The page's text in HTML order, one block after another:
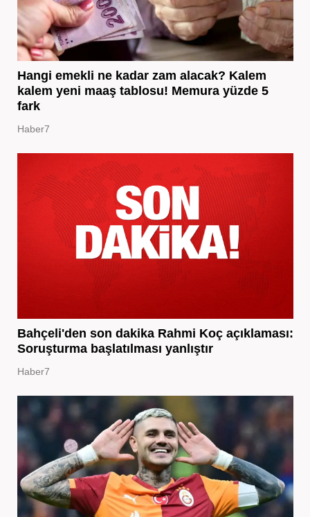
Hangi emekli ne kadar zam alacak? Kalem
kalem yeni maaş tablosu! Memura yüzde 5
fark
Haber7
Bahçeli'den son dakika Rahmi Koç açıklaması:
Soruşturma başlatılması yanlıştır
Haber7